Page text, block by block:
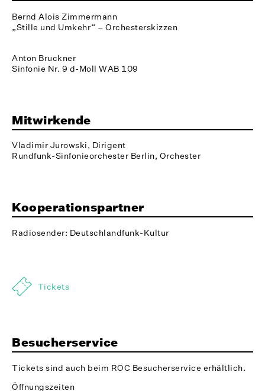
Bernd Alois Zimmermann
„Stille und Umkehr“ – Orchesterskizzen
Anton Bruckner
Sinfonie Nr. 9 d-Moll WAB 109
Mitwirkende
Vladimir Jurowski, Dirigent
Rundfunk-Sinfonieorchester Berlin, Orchester
Kooperationspartner
Radiosender: Deutschlandfunk-Kultur
Tickets
Besucherservice
Tickets sind auch beim ROC Besucherservice erhältlich.
Öffnungszeiten